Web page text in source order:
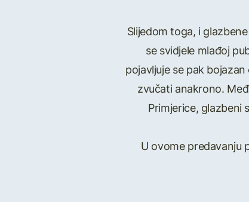
Slijedom toga, i
se svidjele mlađoj
pojavljuje se pak
zvučati anakrono.
Primjerice, glazbeni
U ovome predavanju